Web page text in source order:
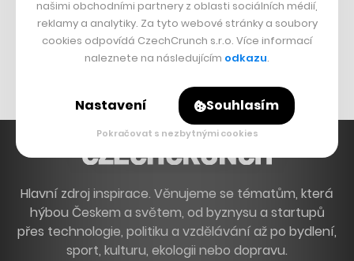
Bomma není tichá
Originální hodinky
Nábytek z betonu
Hlavní zdroj inspirace. Věnujeme se tématům, která
hýbou Českem a světem, od byznysu a startupů
přes technologie, politiku a vzdělávání až po bydlení,
sport, kulturu, ekologii nebo dopravu.
našimi obchodními partnery z oblasti sociálních médií,
reklamy a analytiky. Za tyto webové stránky a soubory
cookies odpovídá CzechCrunch s.r.o. Více informací
naleznete na následujícím odkazu.
Nastavení Souhlasím
Pokračovat s nezbytnými cookies